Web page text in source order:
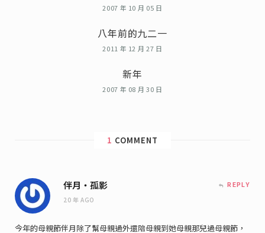
2007 年 10 月 05 日
八年前的九二一
2011 年 12 月 27 日
新年
2007 年 08 月 30 日
1 COMMENT
伴月‧孤影
20 年 AGO
REPLY
今年的母親節伴月除了幫母親過外還陪母親到她母親那兒過母親節，